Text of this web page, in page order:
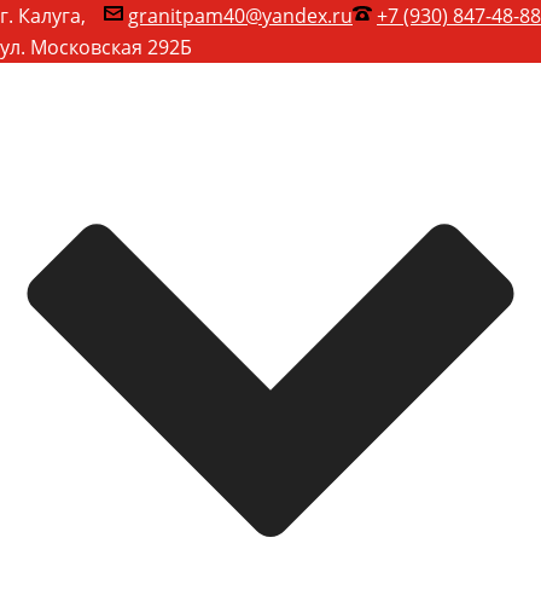
+7 (930) 847-48-88
granitpam40@yandex.ru
г. Калуга,
ул. Московская 292Б